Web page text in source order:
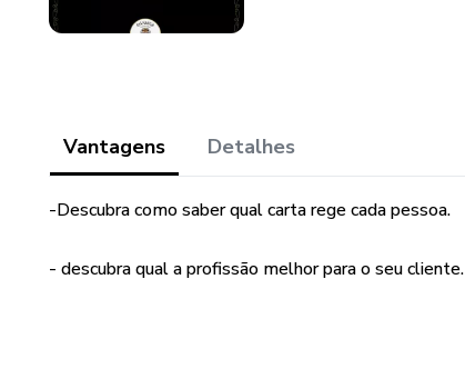
Vantagens Detalhes
-Descubra como saber qual carta rege cada pessoa.
- descubra qual a profissão melhor para o seu cliente.